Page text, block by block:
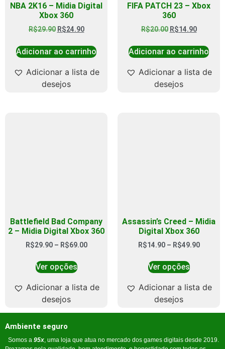
NBA 2K16 – Midia Digital
Xbox 360
R$29.90 R$24.90
Adicionar ao carrinho
Adicionar a lista de
desejos
FIFA PATCH 23 – Xbox
360
R$20.00 R$14.90
Adicionar ao carrinho
Adicionar a lista de
desejos
Battlefield Bad Company
2 – Midia Digital Xbox 360
R$29.90 – R$69.00
Ver opções
Adicionar a lista de
desejos
Assassin’s Creed – Midia
Digital Xbox 360
R$14.90 – R$49.90
Ver opções
Adicionar a lista de
desejos
Ambiente seguro
Somos a 95x, uma loja que atua no mercado dos games digitais desde 2019.